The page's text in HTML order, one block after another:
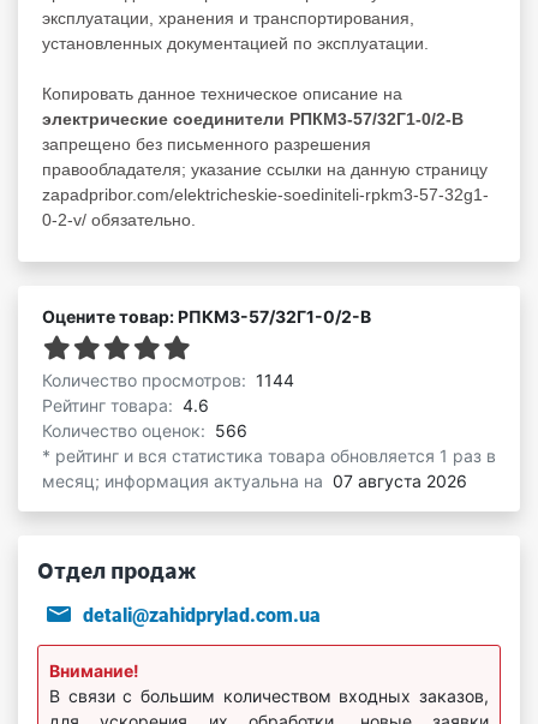
эксплуатации, хранения и транспортирования,
установленных документацией по эксплуатации.
Копировать данное техническое описание на
электрические соединители РПКМ3-57/32Г1-0/2-В
запрещено без письменного разрешения
правообладателя; указание ссылки на данную страницу
zapadpribor.com/elektricheskie-soediniteli-rpkm3-57-32g1-
0-2-v/ обязательно.
Оцените товар: РПКМ3-57/32Г1-0/2-В
Количество просмотров: 1144
Рейтинг товара: 4.6
Количество оценок: 566
* рейтинг и вся статистика товара обновляется 1 раз в
месяц; информация актуальна на 07 августа 2026
Отдел продаж
detali@zahidprylad.com.ua
Внимание!
В связи с большим количеством входных заказов,